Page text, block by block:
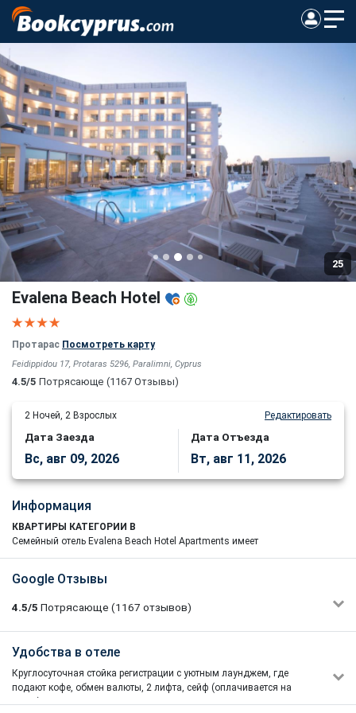
25
Evalena Beach Hotel
Протарас Посмотреть карту
Feidippidou 17, Protaras 5296, Paralimni, Cyprus
4.5/5 Потрясающе (1167 Отзывы)
2 Ночей, 2 Взрослых Редактировать
Дата Заезда
Вс, авг 09, 2026
Дата Отъезда
Вт, авг 11, 2026
Информация
КВАРТИРЫ КАТЕГОРИИ B
Семейный отель Evalena Beach Hotel Apartments имеет
прекрасное расположение на популярном курорте Протарас в
синее Средиземное море. Все основные развлекательные и
легкой досягаемости. Отель категории B-звезд является
расположенных на 3 этажах, с современными удобствами.
ля незабываемого отдыха на Кипре Evalena Beach Hotel
Apartments - это именно то место. Аэропорт Ларнаки находится в
Google Отзывы
4.5/5 Потрясающе (1167 отзывов)
Julia Ilichyova
Находимся сейчас в отеле, первый день и первые
сюрпризы. С виду очень все симпатично, но процессы
внутри не налажены абсолютно. Ждали напитки на ужин
Удобства в отеле
Круглосуточная стойка регистрации с уютным лаунджем, где
подают кофе, обмен валюты, 2 лифта, сейф (оплачивается на
месте), мини-маркет, торговый пассаж с сувенирным магазином